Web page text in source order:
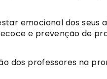
emocional dos seus
e prevenção de
dos professores na